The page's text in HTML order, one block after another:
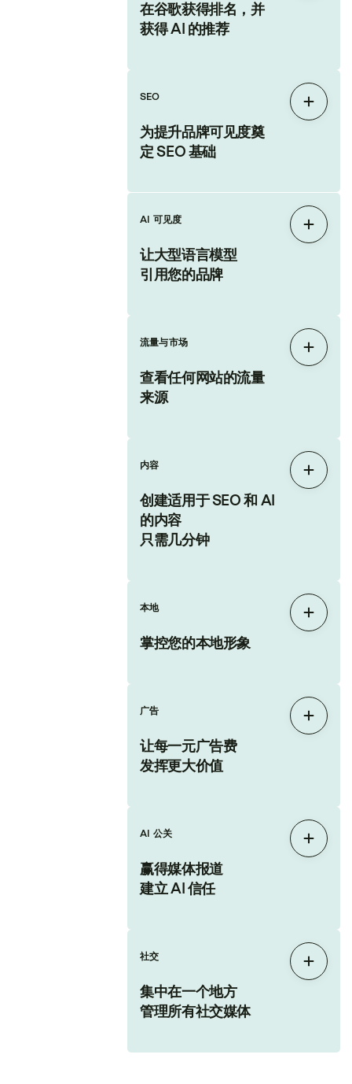
在谷歌获得排名，并
获得 AI 的推荐
SEO
为提升品牌可见度奠
定 SEO 基础
展开
AI 可见度
让大型语言模型
引用您的品牌
展开
流量与市场
查看任何网站的流量
来源
展开
内容
创建适用于 SEO 和 AI
的内容
只需几分钟
展开
本地
掌控您的本地形象
展开
广告
让每一元广告费
发挥更大价值
展开
AI 公关
赢得媒体报道
建立 AI 信任
展开
社交
集中在一个地方
管理所有社交媒体
展开